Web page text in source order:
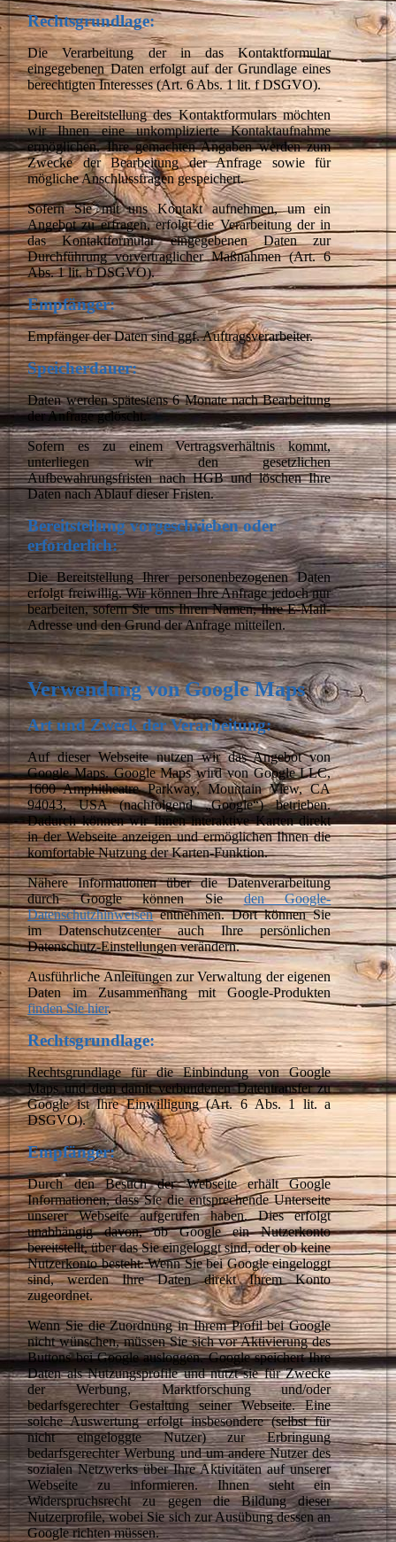
Rechtsgrundlage:
Die Verarbeitung der in das Kontaktformular
eingegebenen Daten erfolgt auf der Grundlage eines
berechtigten Interesses (Art. 6 Abs. 1 lit. f DSGVO).
Durch Bereitstellung des Kontaktformulars möchten
wir Ihnen eine unkomplizierte Kontaktaufnahme
ermöglichen. Ihre gemachten Angaben werden zum
Zwecke der Bearbeitung der Anfrage sowie für
mögliche Anschlussfragen gespeichert.
Sofern Sie mit uns Kontakt aufnehmen, um ein
Angebot zu erfragen, erfolgt die Verarbeitung der in
das Kontaktformular eingegebenen Daten zur
Durchführung vorvertraglicher Maßnahmen (Art. 6
Abs. 1 lit. b DSGVO).
Empfänger:
Empfänger der Daten sind ggf. Auftragsverarbeiter.
Speicherdauer:
Daten werden spätestens 6 Monate nach Bearbeitung
der Anfrage gelöscht.
Sofern es zu einem Vertragsverhältnis kommt,
unterliegen wir den gesetzlichen
Aufbewahrungsfristen nach HGB und löschen Ihre
Daten nach Ablauf dieser Fristen.
Bereitstellung vorgeschrieben oder
erforderlich:
Die Bereitstellung Ihrer personenbezogenen Daten
erfolgt freiwillig. Wir können Ihre Anfrage jedoch nur
bearbeiten, sofern Sie uns Ihren Namen, Ihre E-Mail-
Adresse und den Grund der Anfrage mitteilen.
Verwendung von Google Maps
Art und Zweck der Verarbeitung:
Auf dieser Webseite nutzen wir das Angebot von
Google Maps. Google Maps wird von Google LLC,
1600 Amphitheatre Parkway, Mountain View, CA
94043, USA (nachfolgend „Google“) betrieben.
Dadurch können wir Ihnen interaktive Karten direkt
in der Webseite anzeigen und ermöglichen Ihnen die
komfortable Nutzung der Karten-Funktion.
Nähere Informationen über die Datenverarbeitung
durch Google können Sieden Google-
Datenschutzhinweisenentnehmen. Dort können Sie
im Datenschutzcenter auch Ihre persönlichen
Datenschutz-Einstellungen verändern.
Ausführliche Anleitungen zur Verwaltung der eigenen
Daten im Zusammenhang mit Google-Produkten
finden Sie hier.
Rechtsgrundlage:
Rechtsgrundlage für die Einbindung von Google
Maps und dem damit verbundenen Datentransfer zu
Google ist Ihre Einwilligung (Art. 6 Abs. 1 lit. a
DSGVO).
Empfänger:
Durch den Besuch der Webseite erhält Google
Informationen, dass Sie die entsprechende Unterseite
unserer Webseite aufgerufen haben. Dies erfolgt
unabhängig davon, ob Google ein Nutzerkonto
bereitstellt, über das Sie eingeloggt sind, oder ob keine
Nutzerkonto besteht. Wenn Sie bei Google eingeloggt
sind, werden Ihre Daten direkt Ihrem Konto
zugeordnet.
Wenn Sie die Zuordnung in Ihrem Profil bei Google
nicht wünschen, müssen Sie sich vor Aktivierung des
Buttons bei Google ausloggen. Google speichert Ihre
Daten als Nutzungsprofile und nutzt sie für Zwecke
der Werbung, Marktforschung und/oder
bedarfsgerechter Gestaltung seiner Webseite. Eine
solche Auswertung erfolgt insbesondere (selbst für
nicht eingeloggte Nutzer) zur Erbringung
bedarfsgerechter Werbung und um andere Nutzer des
sozialen Netzwerks über Ihre Aktivitäten auf unserer
Webseite zu informieren. Ihnen steht ein
Widerspruchsrecht zu gegen die Bildung dieser
Nutzerprofile, wobei Sie sich zur Ausübung dessen an
Google richten müssen.